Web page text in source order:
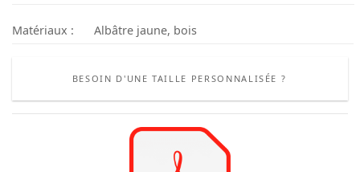
Matériaux : Albâtre jaune, bois
BESOIN D'UNE TAILLE PERSONNALISÉE ?